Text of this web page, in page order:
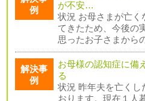
例
が不安…
状況 お母さまが亡く
てきたため、今後の
思ったお子さまから
解決事
例
お母様の認知症に備
る
状況 昨年夫を亡くし
おります。現在１人